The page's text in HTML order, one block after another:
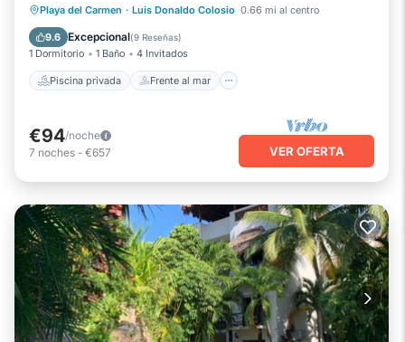
Playa del Carmen · Luis Donaldo Colosio 0.66 mi al centro
9.6 Excepcional(9 Reseñas)
1 Dormitorio 1 Baño 4 Invitados
Piscina privada Frente al mar
Piscina privada
Frente al mar
Aparcamiento
€94/noche
7 noches - €657 VER OFERTA